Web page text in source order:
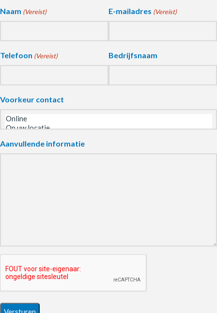
Naam (Vereist) E-mailadres (Vereist)
Telefoon (Vereist) Bedrijfsnaam
Voorkeur contact
Aanvullende informatie